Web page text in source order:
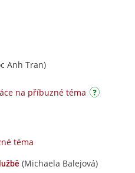
Anh Tran)
na příbuzné téma
téma
(Michaela Balejová)